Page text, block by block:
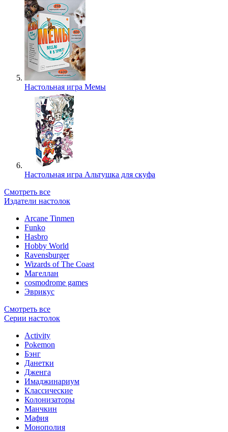
Настольная игра Мемы
Настольная игра Альтушка для скуфа
Смотреть все
Издатели настолок
Arcane Tinmen
Funko
Hasbro
Hobby World
Ravensburger
Wizards of The Coast
Магеллан
сosmodrome games
Эврикус
Смотреть все
Серии настолок
Activity
Pokemon
Бэнг
Данетки
Дженга
Имаджинариум
Классические
Колонизаторы
Манчкин
Мафия
Монополия